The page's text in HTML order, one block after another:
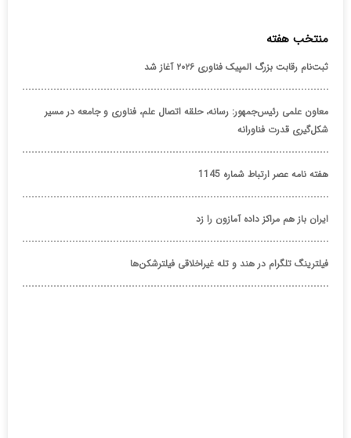
منتخب هفته
ثبت‌نام رقابت بزرگ المپیک فناوری ۲۰۲۶ آغاز شد
معاون علمی رئیس‌جمهور: رسانه، حلقه اتصال علم، فناوری و جامعه در مسیر
شکل‌گیری قدرت فناورانه
هفته نامه عصر ارتباط شماره 1145
ایران باز هم مراکز داده آمازون را زد
فیلترینگ تلگرام در هند و تله غیراخلاقی فیلترشکن‌ها